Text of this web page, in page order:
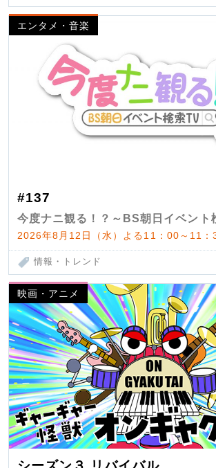
エンタメ・音楽
#137
今度ナニ観る！？～BS朝日イベント
2026年8月12日（水）よる11：00～11：
情報・トレンド
映画・アニメ